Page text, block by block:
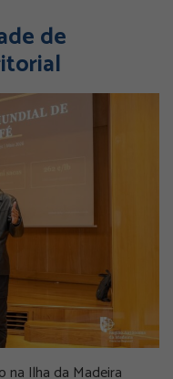
de
na Ilha da Madeira